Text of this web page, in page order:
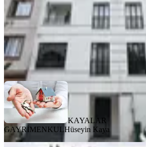
3.775.000 ₺
KAYALAR GAYRİMENKULHüseyin Kaya
Ara
KAYALAR
GAYRİMENKULHüseyin Kaya